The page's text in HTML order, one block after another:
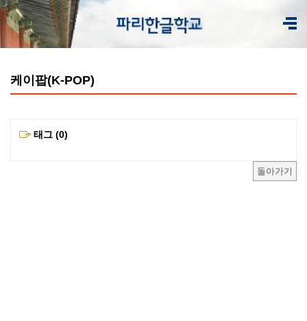
케이팝(K-POP)
태그 (0)
돌아가기